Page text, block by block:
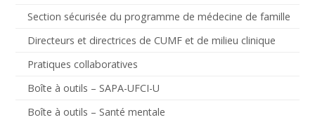
Section sécurisée du programme de médecine de famille
Directeurs et directrices de CUMF et de milieu clinique
Pratiques collaboratives
Boîte à outils – SAPA-UFCI-U
Boîte à outils – Santé mentale